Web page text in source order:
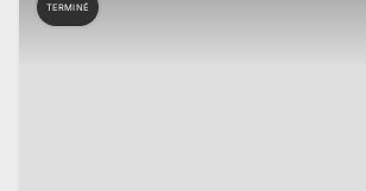
TERMINÉ